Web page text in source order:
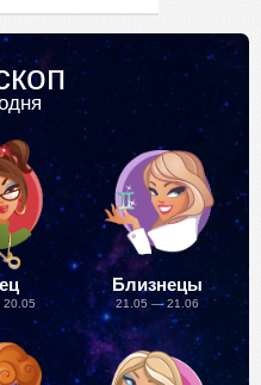
Близнецы
21.05 — 21.06